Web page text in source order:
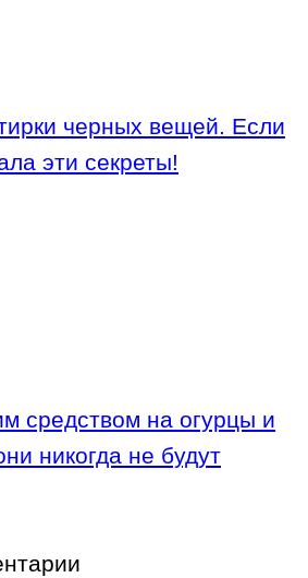
черных вещей. Если
эти секреты!
средством на огурцы и
никогда не будут